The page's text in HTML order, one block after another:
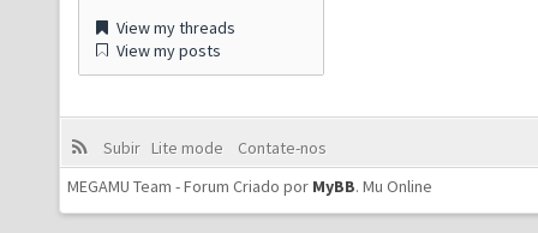
View my threads
View my posts
Subir Lite mode
Contate-nos
MEGAMU Team - Forum Criado por MyBB. Mu Online